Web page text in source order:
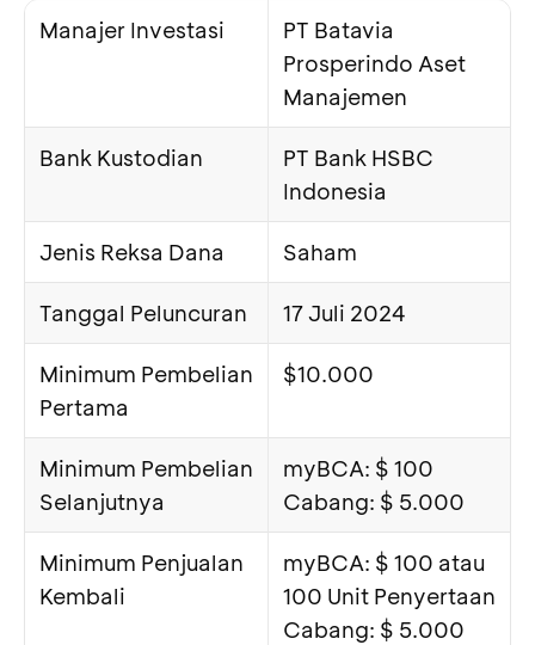
Manajer Investasi
PT Batavia
Prosperindo Aset
Manajemen
Bank Kustodian
PT Bank HSBC
Indonesia
Jenis Reksa Dana Saham
Tanggal Peluncuran 17 Juli 2024
Minimum Pembelian
Pertama
$10.000
Minimum Pembelian
Selanjutnya
myBCA: $ 100
Cabang: $ 5.000
Minimum Penjualan
Kembali
myBCA: $ 100 atau
100 Unit Penyertaan
Cabang: $ 5.000